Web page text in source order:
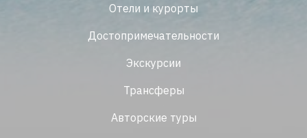
Отели и курорты
Достопримечательности
Экскурсии
Трансферы
Авторские туры